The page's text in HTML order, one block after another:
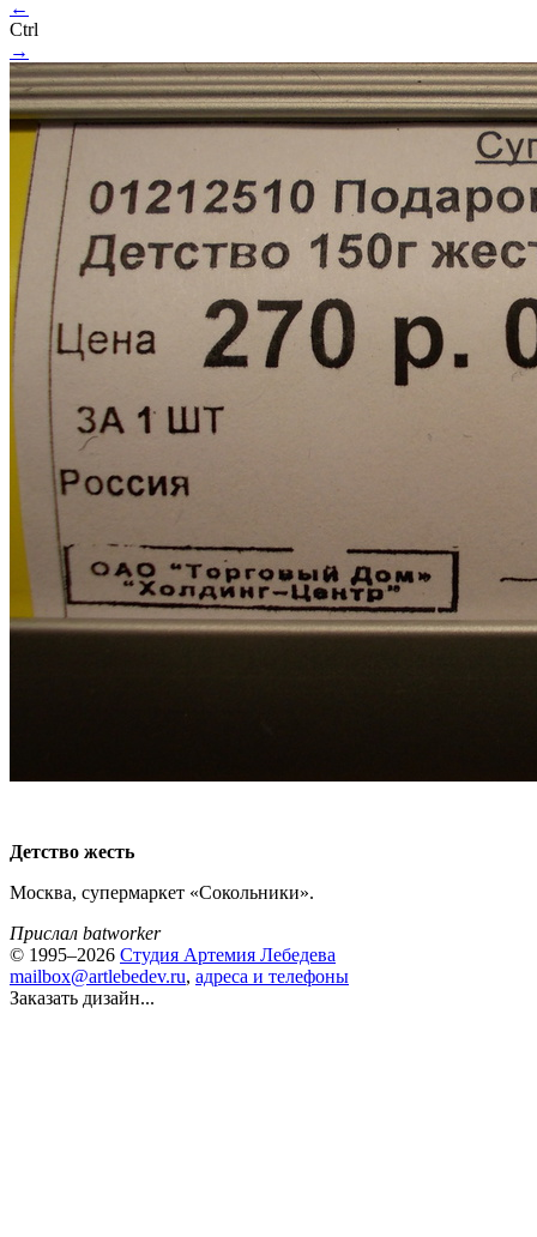
←
Ctrl
→
Детство жесть
Москва, супермаркет «Сокольники».
Прислал batworker
© 1995–2026 Студия Артемия Лебедева
mailbox@artlebedev.ru, адреса и телефоны
Заказать дизайн...